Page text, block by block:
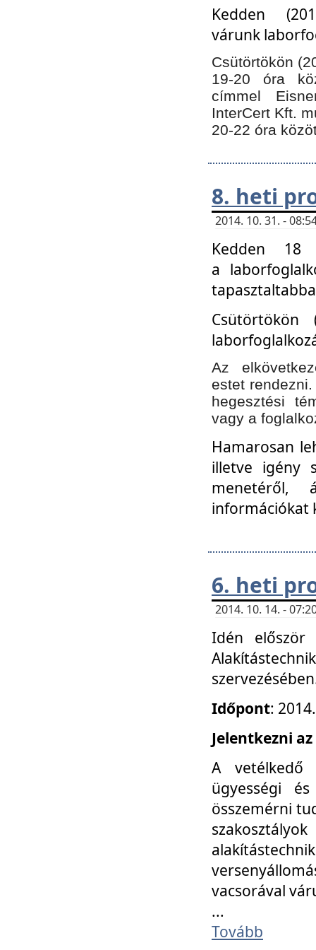
Kedden
várunk
Csütörtökön
19-20 óra
címmel
InterCert Kft.
20-22 óra
8. heti
2014. 10. 31. -
Kedden 18
a
Az
estet
hegesztési
vagy a
Hamarosan
illetve igény
menetéről,
információkat
6. heti
2014. 10. 14. -
Idén
Időpont:
Jelentkezni az
A vetélkedő
ügyességi
összemérni
vacsorával
...
Tovább